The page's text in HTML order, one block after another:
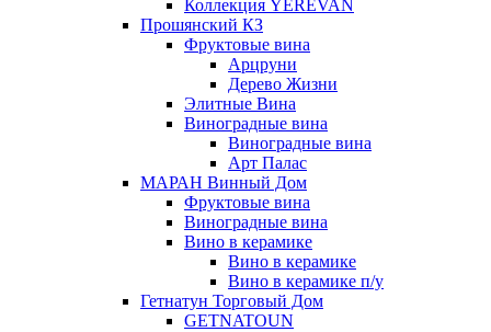
Коллекция YEREVAN
Прошянский КЗ
Фруктовые вина
Арцруни
Дерево Жизни
Элитные Вина
Виноградные вина
Виноградные вина
Арт Палас
МАРАН Винный Дом
Фруктовые вина
Виноградные вина
Вино в керамике
Вино в керамике
Вино в керамике п/у
Гетнатун Торговый Дом
GETNATOUN